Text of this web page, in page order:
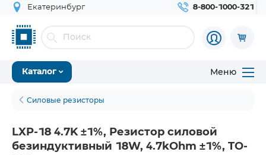
Екатеринбург 8-800-1000-321
Каталог Меню
Силовые резисторы
LXP-18 4.7K ±1%, Резистор силовой
безиндуктивный 18W, 4.7kOhm ±1%, TO-